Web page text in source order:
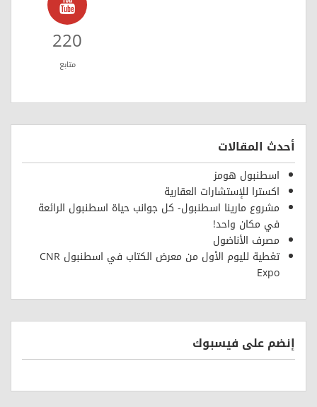
220
متابع
أحدث المقالات
اسطنبول هومز
اكسترا للإستشارات العقارية
مشروع مارينا اسطنبول- كل جوانب حياة اسطنبول الرائعة
في مكان واحد!
مصرف الأناضول
تغطية لليوم الأول من معرض الكتاب في اسطنبول CNR
Expo
إنضم على فيسبوك